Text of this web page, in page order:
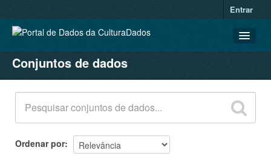
Entrar
CONJUNTOS DE DADOS
ORGANIZAÇÕES
GRUPOS
SOBRE
Conjuntos de dados
Ordenar por